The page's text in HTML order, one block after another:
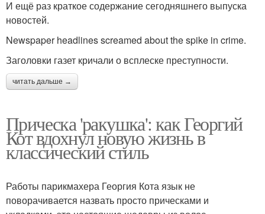
И ещё раз краткое содержание сегодняшнего выпуска
новостей.
Newspaper headlines screamed about the spike in crime.
Заголовки газет кричали о всплеске преступности.
читать дальше →
Прическа 'ракушка': как Георгий
Кот вдохнул новую жизнь в
классический стиль
Работы парикмахера Георгия Кота язык не
поворачивается назвать просто прическами и